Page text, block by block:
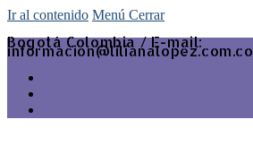
Ir al contenido Menú Cerrar
Bogotá Colombia / E-mail:
informacion@lilianalopez.com.co